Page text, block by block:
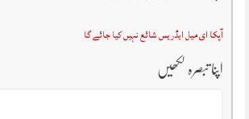
آپکا ای میل ایڈریس شائع نہیں کیا جائے گا
اپنا تبصرہ لکھیں